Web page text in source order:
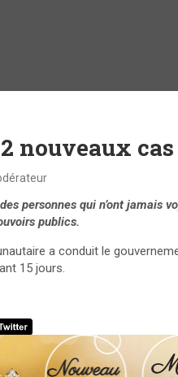
nouveaux
personnes qui n’ont jamais
publics.
a conduit le
15 jours.